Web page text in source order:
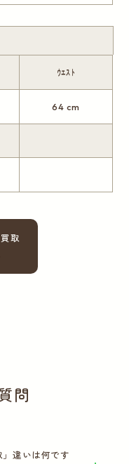
ｳｴｽﾄ
64 cm
取
問
」違いは何です